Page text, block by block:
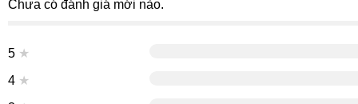
Chưa có đánh giá mới nào.
5 ★
4 ★